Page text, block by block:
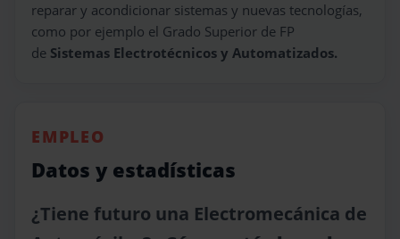
reparar y acondicionar sistemas y nuevas tecnologías,
como por ejemplo el Grado Superior de FP
de Sistemas Electrotécnicos y Automatizados.
EMPLEO
Datos y estadísticas
¿Tiene futuro una Electromecánica de